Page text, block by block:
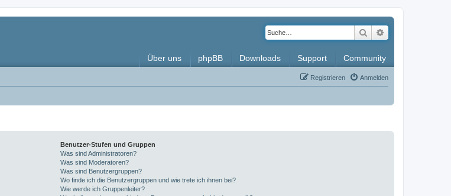
Suche
Über uns phpBB Downloads Support Community
Anmelden
Registrieren
Benutzer-Stufen und Gruppen
Was sind Administratoren?
Was sind Moderatoren?
Was sind Benutzergruppen?
Wo finde ich die Benutzergruppen und wie trete ich ihnen bei?
Wie werde ich Gruppenleiter?